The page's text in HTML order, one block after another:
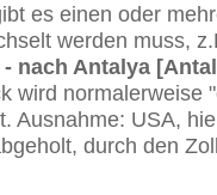
es einen oder
werden muss,
nach Antalya
wird normalerweise
Ausnahme: USA,
durch den